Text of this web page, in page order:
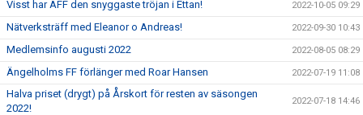
Visst har ÄFF den snyggaste tröjan i Ettan! 2022-10-05 09:29
Nätverksträff med Eleanor o Andreas! 2022-09-30 10:43
Medlemsinfo augusti 2022 2022-08-05 08:29
Ängelholms FF förlänger med Roar Hansen 2022-07-19 11:08
Halva priset (drygt) på Årskort för resten av säsongen
2022!
2022-07-18 14:46